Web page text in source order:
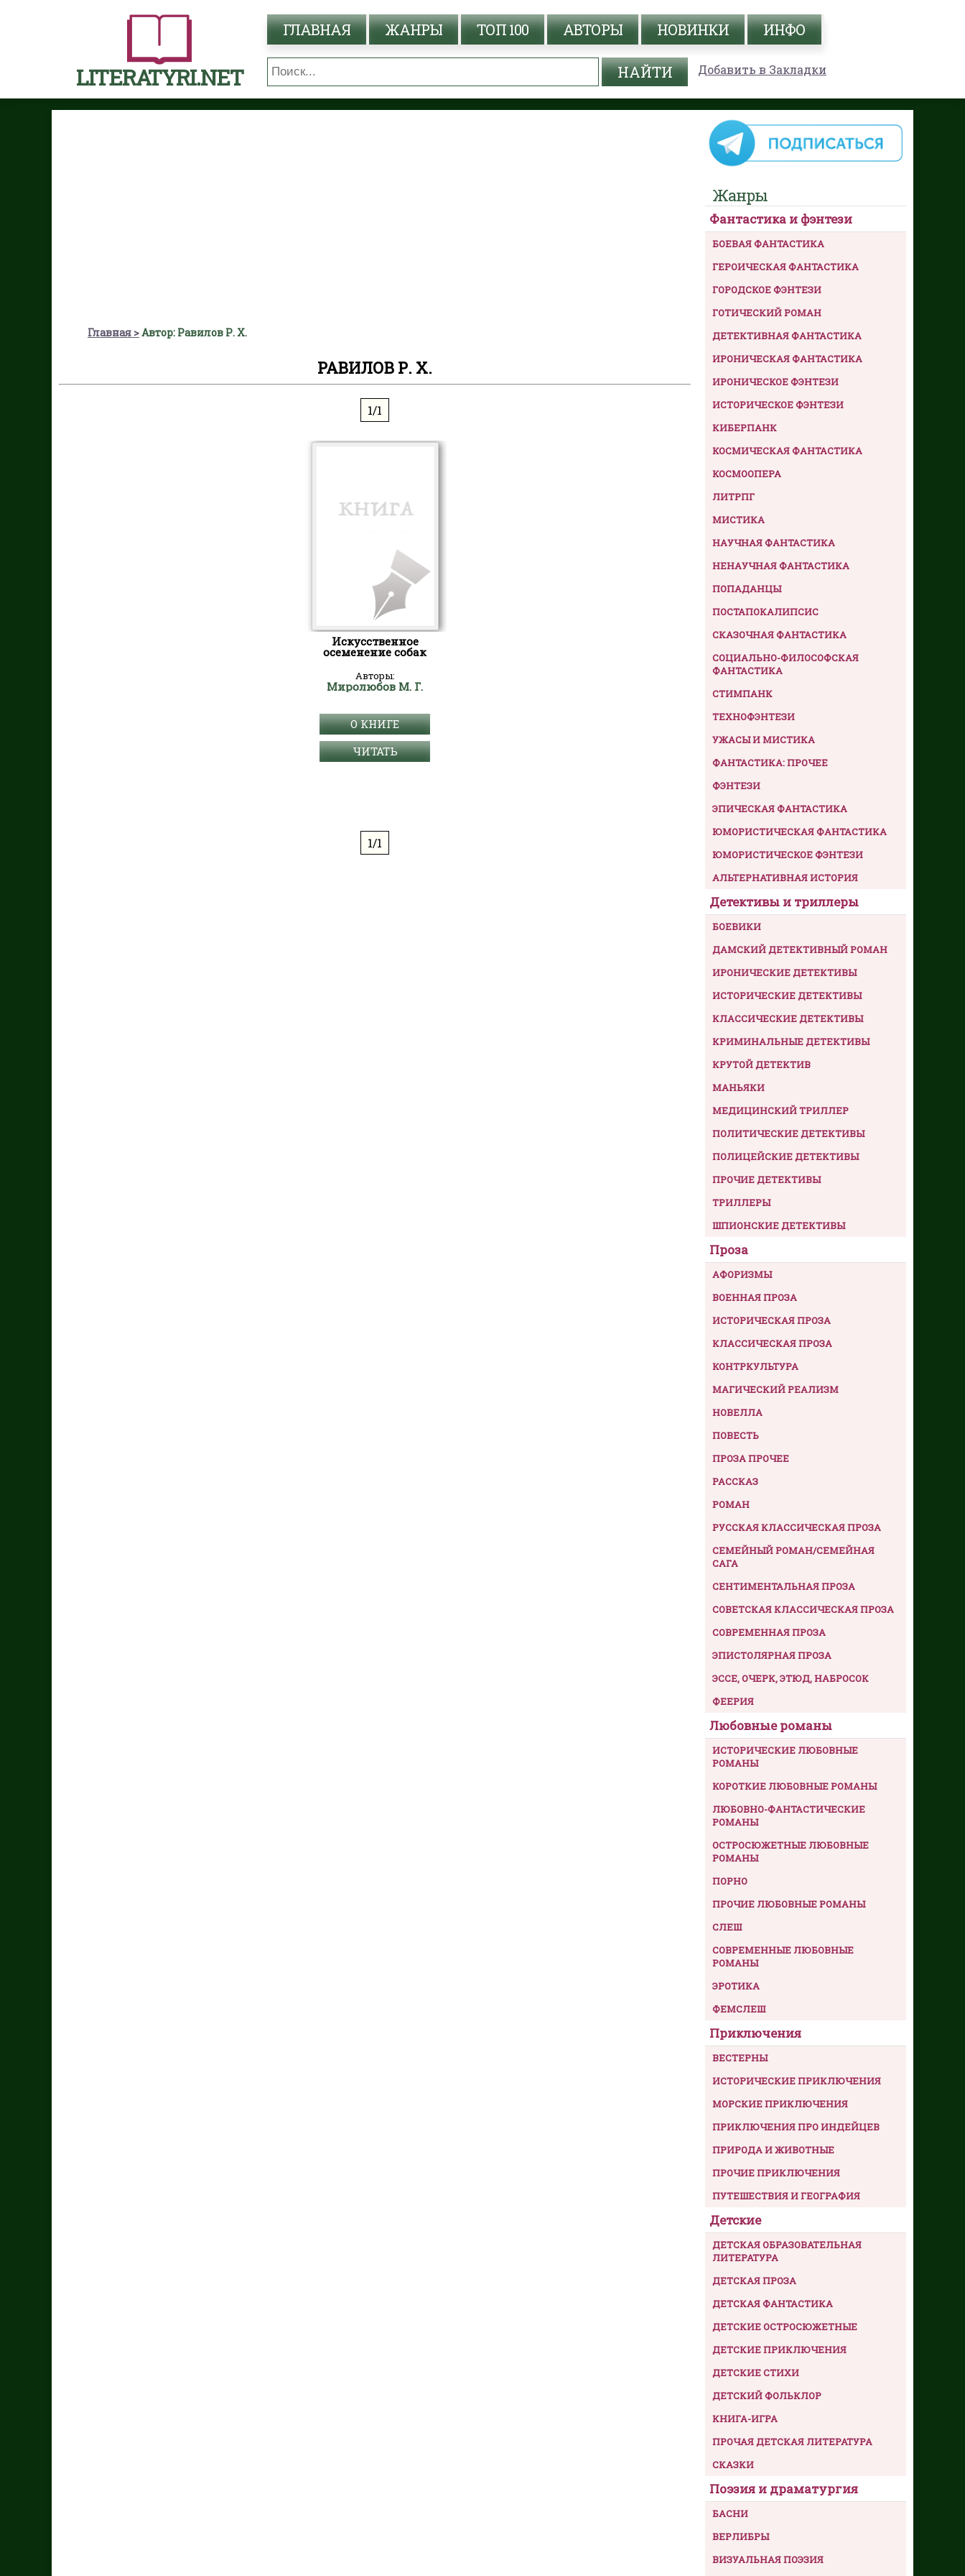
LITERATYRI.NET
ГЛАВНАЯ ЖАНРЫ ТОП 100 АВТОРЫ НОВИНКИ ИНФО
Добавить в Закладки
Главная Автор: Равилов Р. Х.
РАВИЛОВ Р. Х.
1/1
Искусственное
осеменение собак
Авторы:
Миролюбов М. Г.
О КНИГЕ
ЧИТАТЬ
1/1
Жанры
Фантастика и фэнтези
БОЕВАЯ ФАНТАСТИКА
ГЕРОИЧЕСКАЯ ФАНТАСТИКА
ГОРОДСКОЕ ФЭНТЕЗИ
ГОТИЧЕСКИЙ РОМАН
ДЕТЕКТИВНАЯ ФАНТАСТИКА
ИРОНИЧЕСКАЯ ФАНТАСТИКА
ИРОНИЧЕСКОЕ ФЭНТЕЗИ
ИСТОРИЧЕСКОЕ ФЭНТЕЗИ
КИБЕРПАНК
КОСМИЧЕСКАЯ ФАНТАСТИКА
КОСМООПЕРА
ЛИТРПГ
МИСТИКА
НАУЧНАЯ ФАНТАСТИКА
НЕНАУЧНАЯ ФАНТАСТИКА
ПОПАДАНЦЫ
ПОСТАПОКАЛИПСИС
СКАЗОЧНАЯ ФАНТАСТИКА
СОЦИАЛЬНО-ФИЛОСОФСКАЯ
ФАНТАСТИКА
СТИМПАНК
ТЕХНОФЭНТЕЗИ
УЖАСЫ И МИСТИКА
ФАНТАСТИКА: ПРОЧЕЕ
ФЭНТЕЗИ
ЭПИЧЕСКАЯ ФАНТАСТИКА
ЮМОРИСТИЧЕСКАЯ ФАНТАСТИКА
ЮМОРИСТИЧЕСКОЕ ФЭНТЕЗИ
АЛЬТЕРНАТИВНАЯ ИСТОРИЯ
Детективы и триллеры
БОЕВИКИ
ДАМСКИЙ ДЕТЕКТИВНЫЙ РОМАН
ИРОНИЧЕСКИЕ ДЕТЕКТИВЫ
ИСТОРИЧЕСКИЕ ДЕТЕКТИВЫ
КЛАССИЧЕСКИЕ ДЕТЕКТИВЫ
КРИМИНАЛЬНЫЕ ДЕТЕКТИВЫ
КРУТОЙ ДЕТЕКТИВ
МАНЬЯКИ
МЕДИЦИНСКИЙ ТРИЛЛЕР
ПОЛИТИЧЕСКИЕ ДЕТЕКТИВЫ
ПОЛИЦЕЙСКИЕ ДЕТЕКТИВЫ
ПРОЧИЕ ДЕТЕКТИВЫ
ТРИЛЛЕРЫ
ШПИОНСКИЕ ДЕТЕКТИВЫ
Проза
АФОРИЗМЫ
ВОЕННАЯ ПРОЗА
ИСТОРИЧЕСКАЯ ПРОЗА
КЛАССИЧЕСКАЯ ПРОЗА
КОНТРКУЛЬТУРА
МАГИЧЕСКИЙ РЕАЛИЗМ
НОВЕЛЛА
ПОВЕСТЬ
ПРОЗА ПРОЧЕЕ
РАССКАЗ
РОМАН
РУССКАЯ КЛАССИЧЕСКАЯ ПРОЗА
СЕМЕЙНЫЙ РОМАН/СЕМЕЙНАЯ
САГА
СЕНТИМЕНТАЛЬНАЯ ПРОЗА
СОВЕТСКАЯ КЛАССИЧЕСКАЯ ПРОЗА
СОВРЕМЕННАЯ ПРОЗА
ЭПИСТОЛЯРНАЯ ПРОЗА
ЭССЕ, ОЧЕРК, ЭТЮД, НАБРОСОК
ФЕЕРИЯ
Любовные романы
ИСТОРИЧЕСКИЕ ЛЮБОВНЫЕ
РОМАНЫ
КОРОТКИЕ ЛЮБОВНЫЕ РОМАНЫ
ЛЮБОВНО-ФАНТАСТИЧЕСКИЕ
РОМАНЫ
ОСТРОСЮЖЕТНЫЕ ЛЮБОВНЫЕ
РОМАНЫ
ПОРНО
ПРОЧИЕ ЛЮБОВНЫЕ РОМАНЫ
СЛЕШ
СОВРЕМЕННЫЕ ЛЮБОВНЫЕ
РОМАНЫ
ЭРОТИКА
ФЕМСЛЕШ
Приключения
ВЕСТЕРНЫ
ИСТОРИЧЕСКИЕ ПРИКЛЮЧЕНИЯ
МОРСКИЕ ПРИКЛЮЧЕНИЯ
ПРИКЛЮЧЕНИЯ ПРО ИНДЕЙЦЕВ
ПРИРОДА И ЖИВОТНЫЕ
ПРОЧИЕ ПРИКЛЮЧЕНИЯ
ПУТЕШЕСТВИЯ И ГЕОГРАФИЯ
Детские
ДЕТСКАЯ ОБРАЗОВАТЕЛЬНАЯ
ЛИТЕРАТУРА
ДЕТСКАЯ ПРОЗА
ДЕТСКАЯ ФАНТАСТИКА
ДЕТСКИЕ ОСТРОСЮЖЕТНЫЕ
ДЕТСКИЕ ПРИКЛЮЧЕНИЯ
ДЕТСКИЕ СТИХИ
ДЕТСКИЙ ФОЛЬКЛОР
КНИГА-ИГРА
ПРОЧАЯ ДЕТСКАЯ ЛИТЕРАТУРА
СКАЗКИ
Поэзия и драматургия
БАСНИ
ВЕРЛИБРЫ
ВИЗУАЛЬНАЯ ПОЭЗИЯ